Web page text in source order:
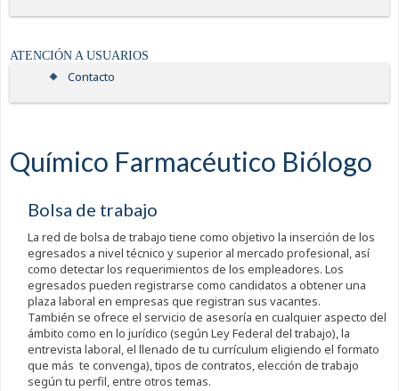
ATENCIÓN A USUARIOS
Contacto
Químico Farmacéutico Biólogo
Bolsa de trabajo
La red de bolsa de trabajo tiene como objetivo la inserción de los
egresados a nivel técnico y superior al mercado profesional, así
como detectar los requerimientos de los empleadores. Los
egresados pueden registrarse como candidatos a obtener una
plaza laboral en empresas que registran sus vacantes.
También se ofrece el servicio de asesoría en cualquier aspecto del
ámbito como en lo jurídico (según Ley Federal del trabajo), la
entrevista laboral, el llenado de tu currículum eligiendo el formato
que más te convenga), tipos de contratos, elección de trabajo
según tu perfil, entre otros temas.